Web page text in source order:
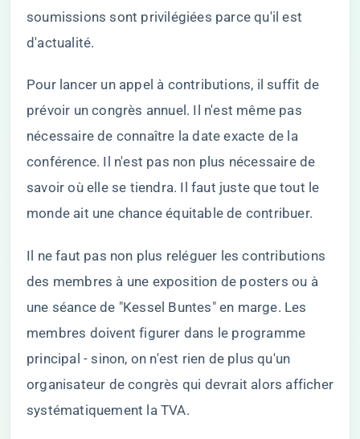
soumissions sont privilégiées parce qu'il est
d'actualité.
Pour lancer un appel à contributions, il suffit de
prévoir un congrès annuel. Il n'est même pas
nécessaire de connaître la date exacte de la
conférence. Il n'est pas non plus nécessaire de
savoir où elle se tiendra. Il faut juste que tout le
monde ait une chance équitable de contribuer.
Il ne faut pas non plus reléguer les contributions
des membres à une exposition de posters ou à
une séance de "Kessel Buntes" en marge. Les
membres doivent figurer dans le programme
principal - sinon, on n'est rien de plus qu'un
organisateur de congrès qui devrait alors afficher
systématiquement la TVA.